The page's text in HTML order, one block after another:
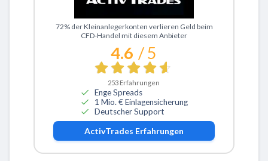
Zu ActivTrades
72% der Kleinanlegerkonten verlieren Geld beim
CFD-Handel mit diesem Anbieter
4.6 / 5
253 Erfahrungen
Enge Spreads
1 Mio. € Einlagensicherung
Deutscher Support
ActivTrades Erfahrungen